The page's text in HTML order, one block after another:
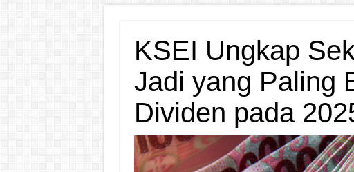
KSEI Ungkap
Jadi yang Paling
Dividen pada